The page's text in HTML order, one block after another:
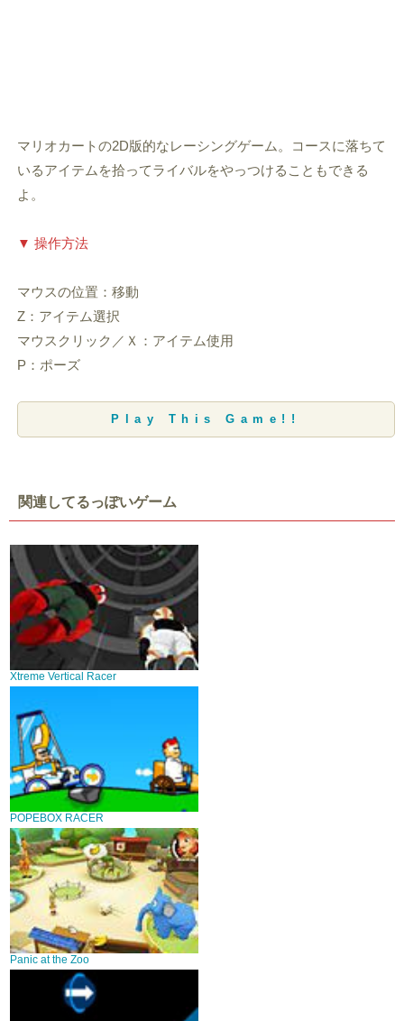
マリオカートの2D版的なレーシングゲーム。コースに落ちて
いるアイテムを拾ってライバルをやっつけることもできる
よ。
▼ 操作方法
マウスの位置：移動
Z：アイテム選択
マウスクリック／Ｘ：アイテム使用
P：ポーズ
Play This Game!!
関連してるっぽいゲーム
Xtreme Vertical Racer
POPEBOX RACER
Panic at the Zoo